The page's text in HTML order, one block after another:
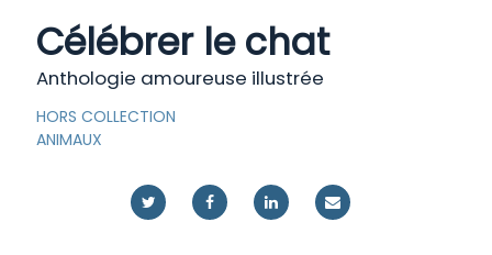
Célébrer le chat
Anthologie amoureuse illustrée
HORS COLLECTION
ANIMAUX